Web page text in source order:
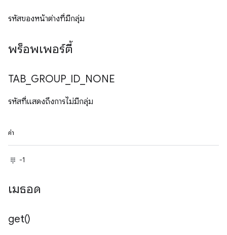
รหัสของหน้าต่างที่มีกลุ่ม
พร็อพเพอร์ตี้
TAB GROUP_ ID NONE
รหัสที่แสดงถึงการไม่มีกลุ่ม
ค่า
-1
เมธอด
get()